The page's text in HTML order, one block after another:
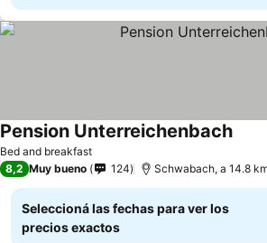
Bed and breakfast
Pension Unterreichenbach
8,2 Muy bueno 124 Schwabach, a 14.8
Seleccioná las fechas para ver los
precios exactos